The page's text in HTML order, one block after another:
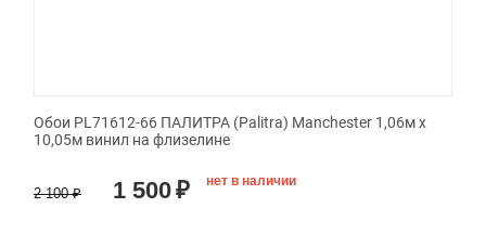
Обои PL71612-66 ПАЛИТРА (Palitra) Manchester 1,06м х
10,05м винил на флизелине
2 100 ₽ 1 500₽ нет в наличии